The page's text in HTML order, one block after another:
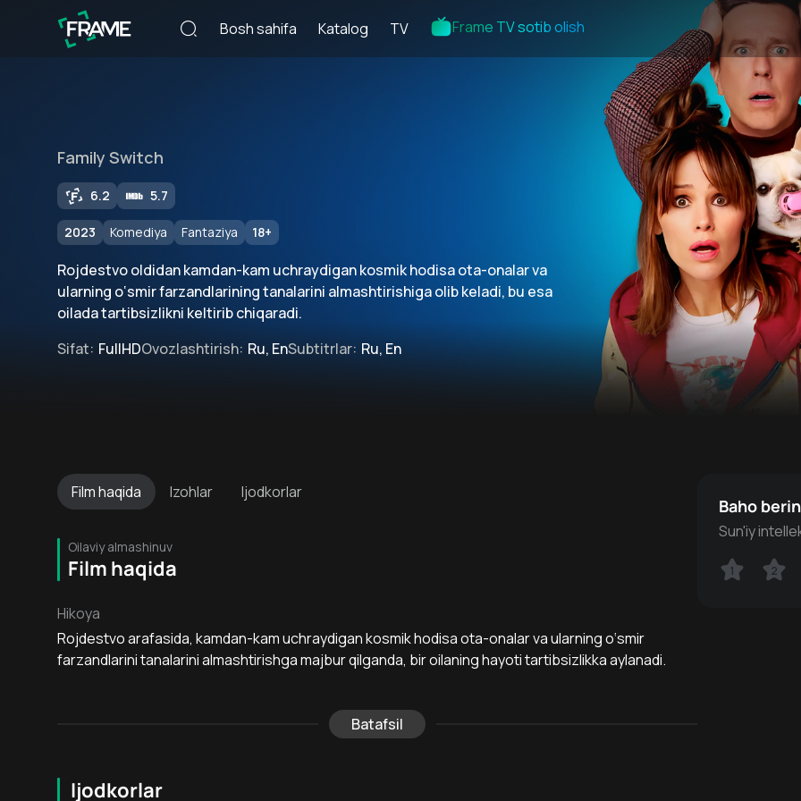
Bosh sahifa Katalog TV Frame TV sotib olish
Family Switch
6.2 5.7
2023 Komediya Fantaziya 18+
Rojdestvo oldidan kamdan-kam uchraydigan kosmik hodisa ota-onalar va
ularning o‘smir farzandlarining tanalarini almashtirishiga olib keladi, bu esa
oilada tartibsizlikni keltirib chiqaradi.
Sifat: FullHDOvozlashtirish: Ru, EnSubtitrlar: Ru, En
Filmhaqida Izohlar Ijodkorlar
Oilaviy almashinuv
Film haqida
Hikoya
Rojdestvo arafasida, kamdan-kam uchraydigan kosmik hodisa ota-onalar va ularning o‘smir
farzandlarini tanalarini almashtirishga majbur qilganda, bir oilaning hayoti tartibsizlikka aylanadi.
Batafsil
Ijodkorlar
Baho
Sun'iy
1 2
1 2